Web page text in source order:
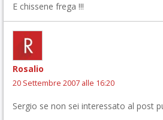
E chissene frega !!!
Rosalio
20 Settembre 2007 alle 16:20
Sergio se non sei interessato al post